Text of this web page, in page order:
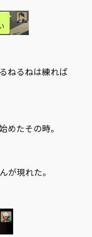
ねるねは練れば
たその時――。
が現れた。